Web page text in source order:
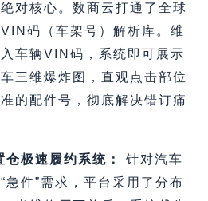
对核心。数商云打通了全球
码（车架号）解析库。维
车辆VIN码，系统即可展示
三维爆炸图，直观点击部位
的配件号，彻底解决错订痛
极速履约系统：
针对汽车
急件”需求，平台采用了分布